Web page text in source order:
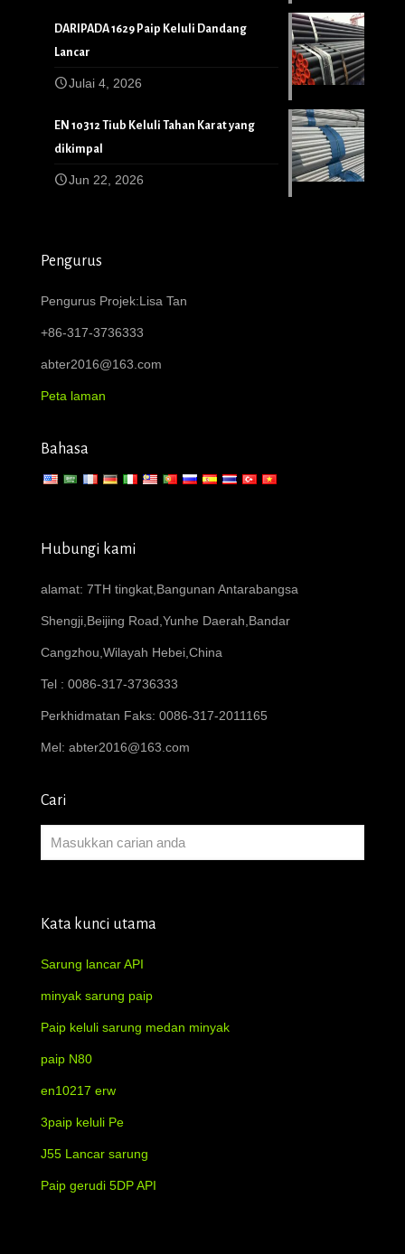
DARIPADA 1629 Paip Keluli Dandang
Lancar
Julai 4, 2026
EN 10312 Tiub Keluli Tahan Karat yang
dikimpal
Jun 22, 2026
Pengurus
Pengurus Projek:Lisa Tan
+86-317-3736333
abter2016@163.com
Peta laman
Bahasa
Hubungi kami
alamat: 7TH tingkat,Bangunan Antarabangsa
Shengji,Beijing Road,Yunhe Daerah,Bandar
Cangzhou,Wilayah Hebei,China
Tel : 0086-317-3736333
Perkhidmatan Faks: 0086-317-2011165
Mel: abter2016@163.com
Cari
Kata kunci utama
Sarung lancar API
minyak sarung paip
Paip keluli sarung medan minyak
paip N80
en10217 erw
3paip keluli Pe
J55 Lancar sarung
Paip gerudi 5DP API